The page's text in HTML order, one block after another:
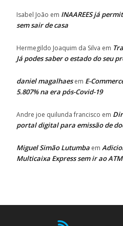
Isabel João em INAAREES já
sem sair de casa
Hermegildo Joaquim da Silva em
Já podes saber o estado do seu
daniel magalhaesem E-
5.807% na era pós-Covid-19
Andre joe quilunda francisco em
portal digital para emissão de
Miguel Simão Lutumba em
Multicaixa Express sem ir ao ATM